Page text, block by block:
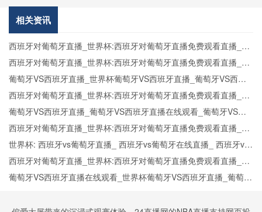
间：超越胜
负的体育精
神画面
相关资讯
西班牙对葡萄牙直播_世界杯:西班牙对葡萄牙直播免费观看直播_世
界杯西班牙对葡萄牙直播在线观看高清无插件
西班牙对葡萄牙直播_世界杯:西班牙对葡萄牙直播免费观看直播_世
界杯西班牙对葡萄牙直播在线观看高清无插件
葡萄牙VS西班牙直播_世界杯葡萄牙VS西班牙直播_葡萄牙VS西班
牙在线高清直播
西班牙对葡萄牙直播_世界杯:西班牙对葡萄牙直播免费观看直播_世
界杯西班牙对葡萄牙直播在线观看高清无插件
葡萄牙VS西班牙直播_葡萄牙VS西班牙直播在线观看_葡萄牙VS西
班牙实时全场直播入口
西班牙对葡萄牙直播_世界杯:西班牙对葡萄牙直播免费观看直播_世
界杯西班牙对葡萄牙直播在线观看高清无插件
世界杯: 西班牙vs葡萄牙直播_ 西班牙vs葡萄牙在线直播_ 西班牙vs
葡萄牙CCTV5直播入口-24直播网
西班牙对葡萄牙直播_世界杯:西班牙对葡萄牙直播免费观看直播_世
界杯西班牙对葡萄牙直播在线观看高清无插件
葡萄牙VS西班牙直播在线观看_世界杯葡萄牙VS西班牙直播_葡萄牙